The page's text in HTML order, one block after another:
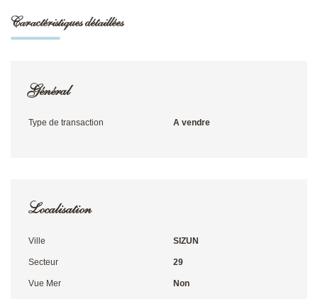
Caractéristiques détaillées
Général
Type de transaction A vendre
Localisation
Ville SIZUN
Secteur 29
Vue Mer Non